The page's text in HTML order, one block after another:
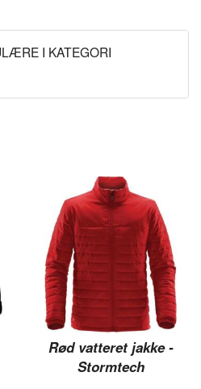
I KATEGORI
Rød vatteret jakke -
Stormtech